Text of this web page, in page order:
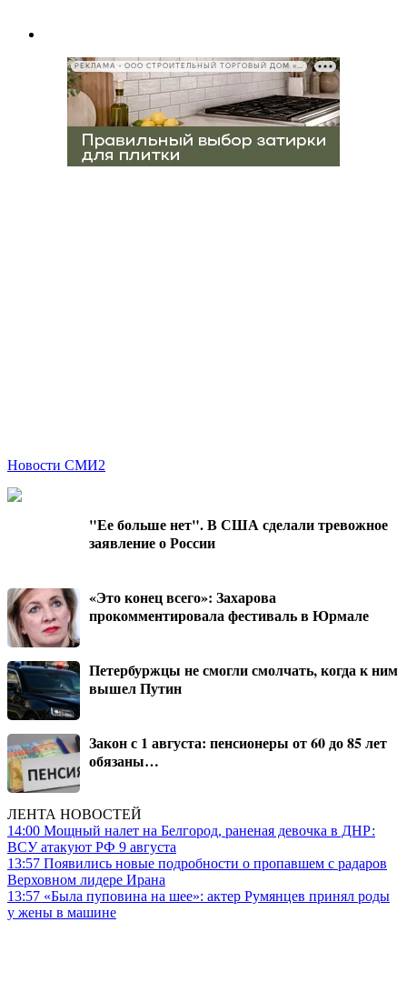
РЕКЛАМА • ООО СТРОИТЕЛЬНЫЙ ТОРГОВЫЙ ДОМ «ПЕТРОВИЧ», ИНН 7802348846
Новости СМИ2
"Ее больше нет". В США сделали тревожное
заявление о России
«Это конец всего»: Захарова
прокомментировала фестиваль в Юрмале
Петербуржцы не смогли смолчать, когда к ним
вышел Путин
Закон с 1 августа: пенсионеры от 60 до 85 лет
обязаны…
ЛЕНТА НОВОСТЕЙ
14:00 Мощный налет на Белгород, раненая девочка в ДНР:
ВСУ атакуют РФ 9 августа
13:57 Появились новые подробности о пропавшем с радаров
Верховном лидере Ирана
13:57 «Была пуповина на шее»: актер Румянцев принял роды
у жены в машине